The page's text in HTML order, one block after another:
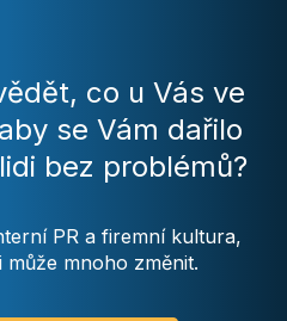
co u Vás ve
se Vám dařilo
bez problémů?
PR a firemní kultura,
mnoho změnit.